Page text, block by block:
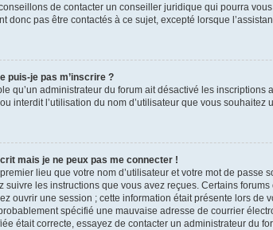
de contacter un conseiller juridique qui pourra
donc pas être contactés à ce sujet, excepté lorsque
puis-je pas m’inscrire ?
qu’un administrateur du forum ait désactivé les
interdit l’utilisation du nom d’utilisateur que vous
mais je ne peux pas me connecter !
lieu que votre nom d’utilisateur et votre mot de passe
suivre les instructions que vous avez reçues. Certains
ouvrir une session ; cette information était présente lors de
spécifié une mauvaise adresse de courrier
était correcte, essayez de contacter un administrateur du